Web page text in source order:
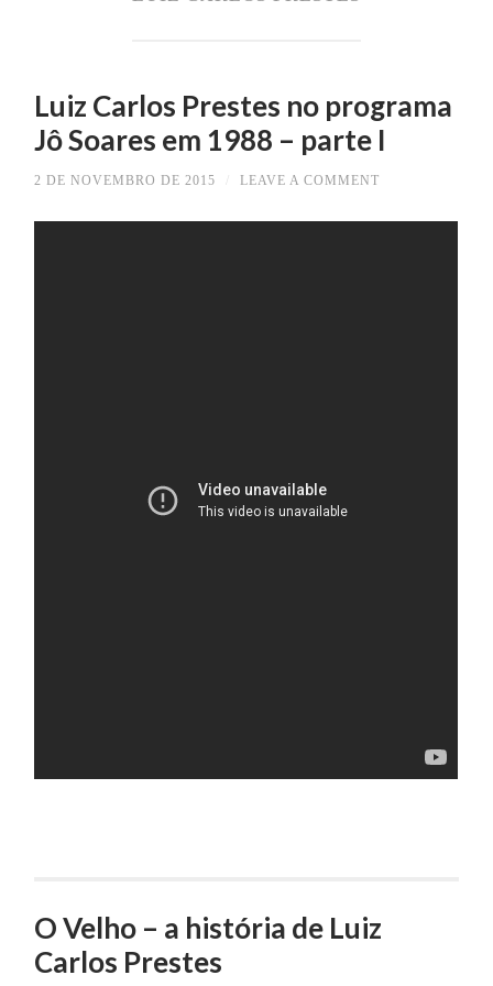
Luiz Carlos Prestes no programa
Jô Soares em 1988 – parte I
2 DE NOVEMBRO DE 2015 LEAVE A COMMENT
O Velho – a história de Luiz
Carlos Prestes